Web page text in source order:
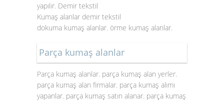
yapılır. Demir tekstil
Kumaş alanlar demir tekstil
dokuma kumaş alanlar. örme kumaş alanlar.
Parça kumaş alanlar
Parça kumaş alanlar. parça kumaş alan yerler.
parça kumaş alan firmalar. parça kumaş alımı
yapanlar. parça kumaş satın alanar. parça kumaş